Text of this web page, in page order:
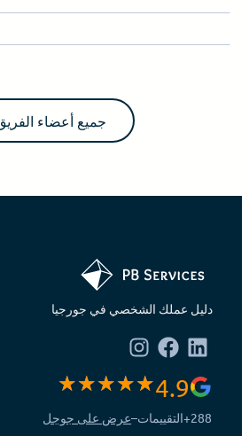
جميع أعضاء الفريق
دليل عملك الشخصي في جورجيا
4.9
288+ التقييمات–عرض على جوجل